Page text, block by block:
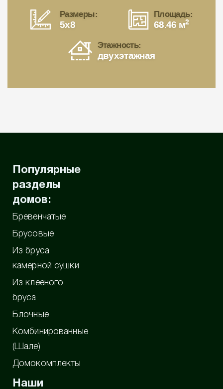
Размеры:
5x8
Площадь:
68.46 м2
Этажность:
двухэтажная
Популярные
разделы
домов:
Бревенчатые
Брусовые
Из бруса
камерной сушки
Из клееного
бруса
Блочные
Комбинированные
(Шале)
Домокомплекты
Наши